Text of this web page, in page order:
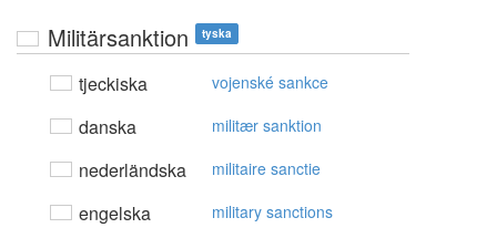
Militärsanktion tyska
tjeckiska vojenské sankce
danska militær sanktion
nederländska militaire sanctie
engelska military sanctions